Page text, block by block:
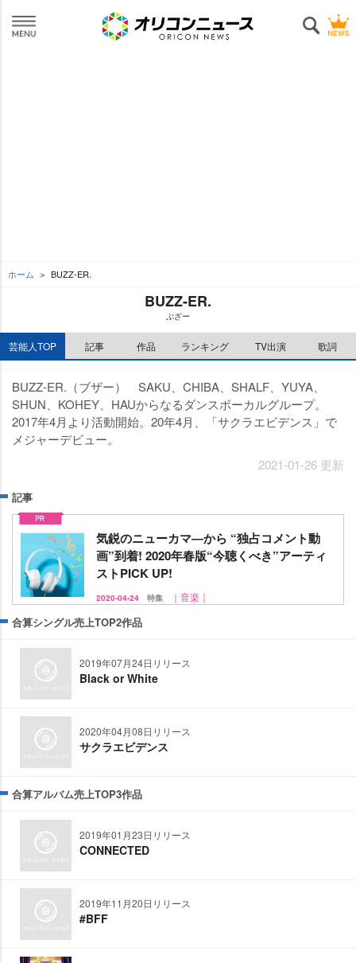
ホーム BUZZ-ER.
BUZZ-ER.
ぶざー
芸能人TOP 記事 作品 ランキング TV出演 歌詞
BUZZ-ER.（ブザー） SAKU、CHIBA、SHALF、YUYA、
SHUN、KOHEY、HAUからなるダンスボーカルグループ。
2017年4月より活動開始。20年4月、「サクラエビデンス」で
メジャーデビュー。
2021-01-26 更新
記事
気鋭のニューカマ―から “独占コメント動
画”到着! 2020年春版“今聴くべき”アーティ
ストPICK UP!
2020-04-24 特集 ｜音楽｜
合算シングル売上TOP2作品
2019年07月24日リリース
Black or White
2020年04月08日リリース
サクラエビデンス
合算アルバム売上TOP3作品
2019年01月23日リリース
CONNECTED
2019年11月20日リリース
#BFF